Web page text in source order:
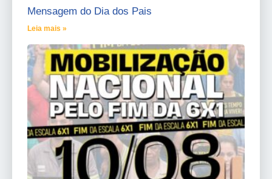
Mensagem do Dia dos Pais
Leia mais »